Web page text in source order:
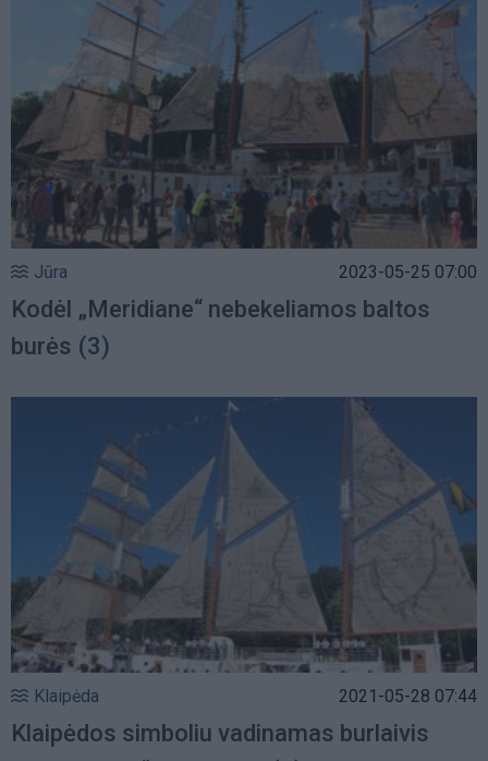
Jūra 2023-05-25 07:00
Kodėl „Meridiane“ nebekeliamos baltos
burės (3)
Klaipėda 2021-05-28 07:44
Klaipėdos simboliu vadinamas burlaivis